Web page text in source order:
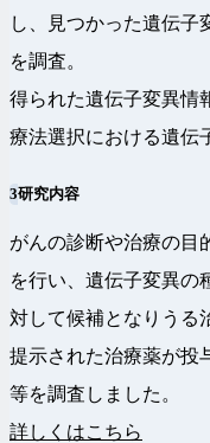
し、見つかった遺伝子
を調査。
得られた遺伝子変異情
療法選択における遺伝
3研究内容
がんの診断や治療の目
を行い、遺伝子変異の
対して候補となりうる
提示された治療薬が投
等を調査しました。
詳しくはこちら